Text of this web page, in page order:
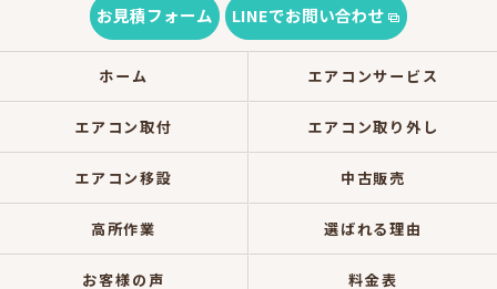
お見積フォーム LINEでお問い合わせ
ホーム エアコンサービス
エアコン取付 エアコン取り外し
エアコン移設 中古販売
高所作業 選ばれる理由
お客様の声 料金表